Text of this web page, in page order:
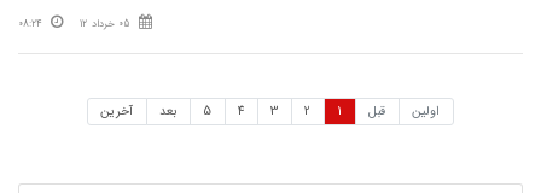
05 خرداد 12 08:24
اولین قبل 1
2
3
4
5 بعد آخرین